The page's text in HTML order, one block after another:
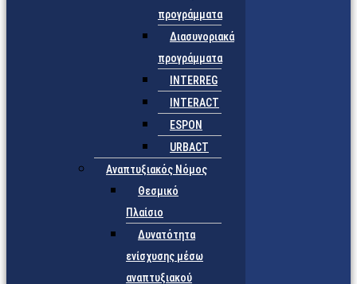
προγράμματα
Διασυνοριακά
προγράμματα
INTERREG
INTERACT
ESPON
URBACT
Αναπτυξιακός Νόμος
Θεσμικό
Πλαίσιο
Δυνατότητα
ενίσχυσης μέσω
αναπτυξιακού